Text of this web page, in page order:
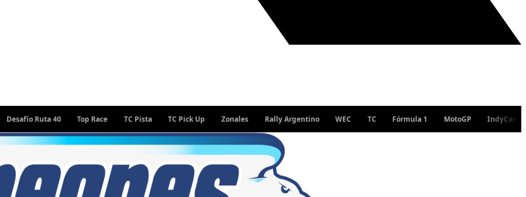
Ruta 40 Top Race TC Pista TC Pick Up Zonales Rally Argentino WEC TC Fórmula 1 MotoGP IndyCar WRC